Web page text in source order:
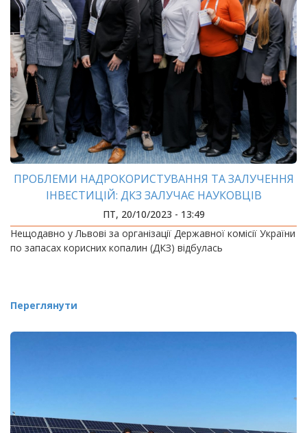
ПРОБЛЕМИ НАДРОКОРИСТУВАННЯ ТА ЗАЛУЧЕННЯ
ІНВЕСТИЦІЙ: ДКЗ ЗАЛУЧАЄ НАУКОВЦІВ
ПТ, 20/10/2023 - 13:49
Нещодавно у Львові за організації Державної комісії України
по запасах корисних копалин (ДКЗ) відбулась
Переглянути